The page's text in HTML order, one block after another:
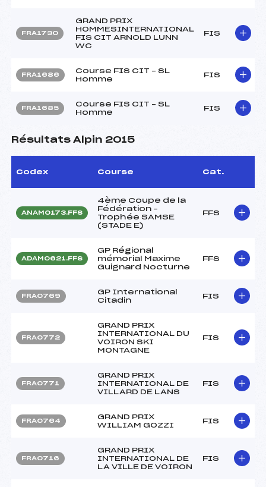
FRA1730
GRAND PRIX
HOMMESINTERNATIONAL
FIS CIT ARNOLD LUNN
WC
FIS
FRA1686
Course FIS CIT – SL
Homme
FIS
FRA1685
Course FIS CIT – SL
Homme
FIS
Résultats Alpin 2015
Codex Course Cat.
ANAM0173.FFS
4ème Coupe de la
Fédération –
Trophée SAMSE
(STADE E)
FFS
ADAM0621.FFS
GP Régional
mémorial Maxime
Guignard Nocturne
FFS
FRA0769
GP International
Citadin
FIS
FRA0772
GRAND PRIX
INTERNATIONAL DU
VOIRON SKI
MONTAGNE
FIS
FRA0771
GRAND PRIX
INTERNATIONAL DE
VILLARD DE LANS
FIS
FRA0764
GRAND PRIX
WILLIAM GOZZI
FIS
FRA0716
GRAND PRIX
INTERNATIONAL DE
LA VILLE DE VOIRON
FIS